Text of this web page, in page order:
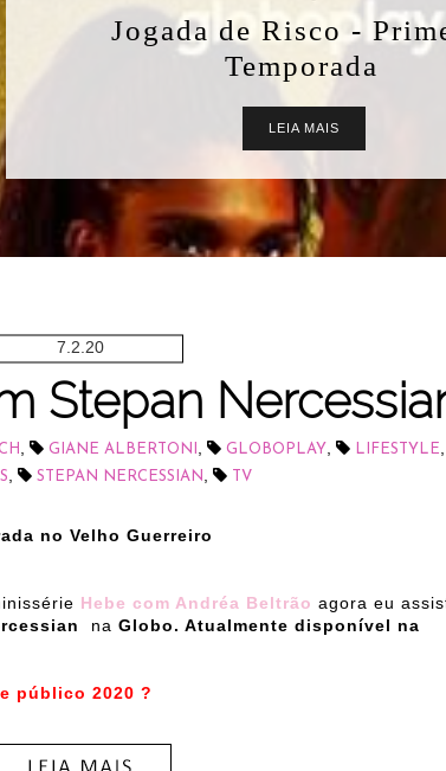
Shampoo e
Free Sarah K
a Pena? Resenha
7.2.20
Stepan
GIANE ALBERTONI GLOBOPLAY, LIFESTYLE
STEPAN NERCESSIAN TV
no Velho Guerreiro
Hebe com Andréa Beltrão agora eu
na Globo. Atualmente disponível na
público 2020 ?